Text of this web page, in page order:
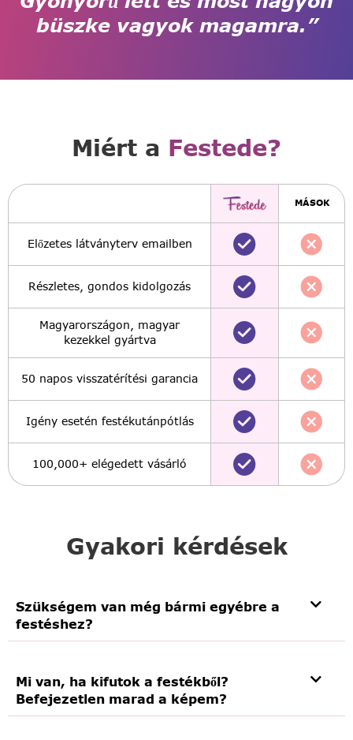
büszke vagyok magamra.”
Gyakori kérdések
Szükségem van még bármi egyébre a
festéshez?
Mi van, ha kifutok a festékből?
Befejezetlen marad a képem?
Miért a Festede?
MÁSOK
Előzetes látványterv emailben
Részletes, gondos kidolgozás
Magyarországon, magyar
kezekkel gyártva
50 napos visszatérítési garancia
Igény esetén festékutánpótlás
100,000+ elégedett vásárló